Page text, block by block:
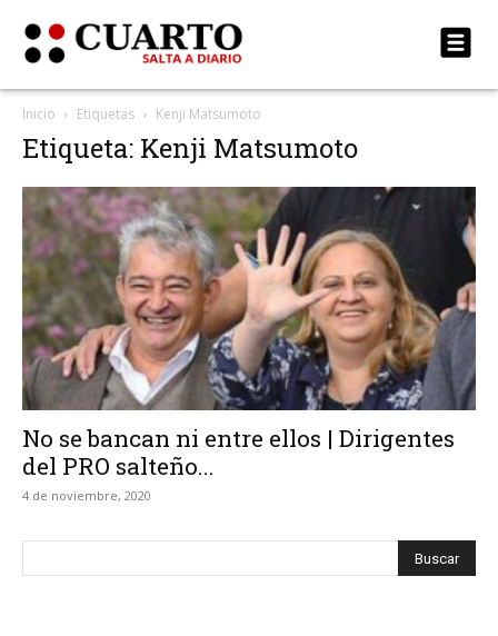
Inicio Etiquetas Kenji Matsumoto
Etiqueta: Kenji Matsumoto
No se bancan ni entre ellos | Dirigentes
del PRO salteño...
4 de noviembre, 2020